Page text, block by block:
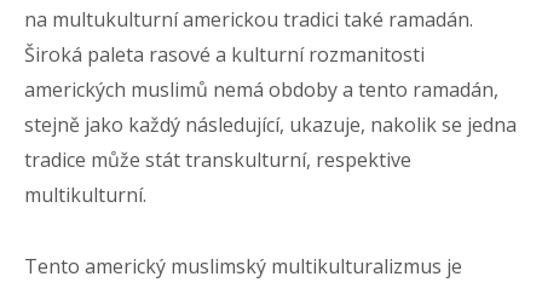
na multukulturní americkou tradici také ramadán.
Široká paleta rasové a kulturní rozmanitosti
amerických muslimů nemá obdoby a tento ramadán,
stejně jako každý následující, ukazuje, nakolik se jedna
tradice může stát transkulturní, respektive
multikulturní.
Tento americký muslimský multikulturalizmus je